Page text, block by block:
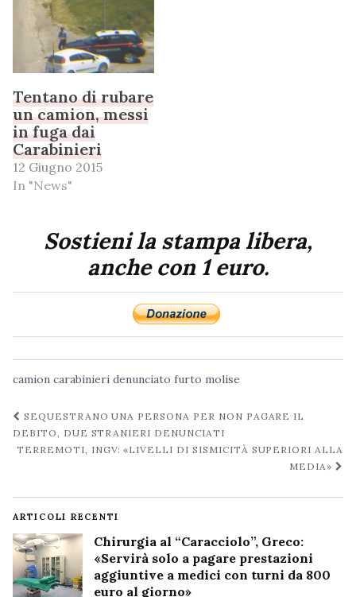
Tentano di rubare
un camion, messi
in fuga dai
Carabinieri
12 Giugno 2015
In "News"
Sostieni la stampa libera,
anche con 1 euro.
camion carabinieri denunciato furto molise
Navigazione
post
SEQUESTRANO UNA PERSONA PER NON PAGARE IL
DEBITO, DUE STRANIERI DENUNCIATI
TERREMOTI, INGV: «LIVELLI DI SISMICITÀ SUPERIORI ALLA
MEDIA»
ARTICOLI RECENTI
Chirurgia al “Caracciolo”, Greco:
«Servirà solo a pagare prestazioni
aggiuntive a medici con turni da 800
euro al giorno»